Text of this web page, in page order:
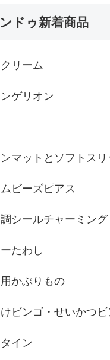
ドゥ新着商品
リーム
ゲリオン
マットとソフトス
ビーズピアス
シールチャーミング
たわし
かぶりもの
ビンゴ・せいかつ
イン